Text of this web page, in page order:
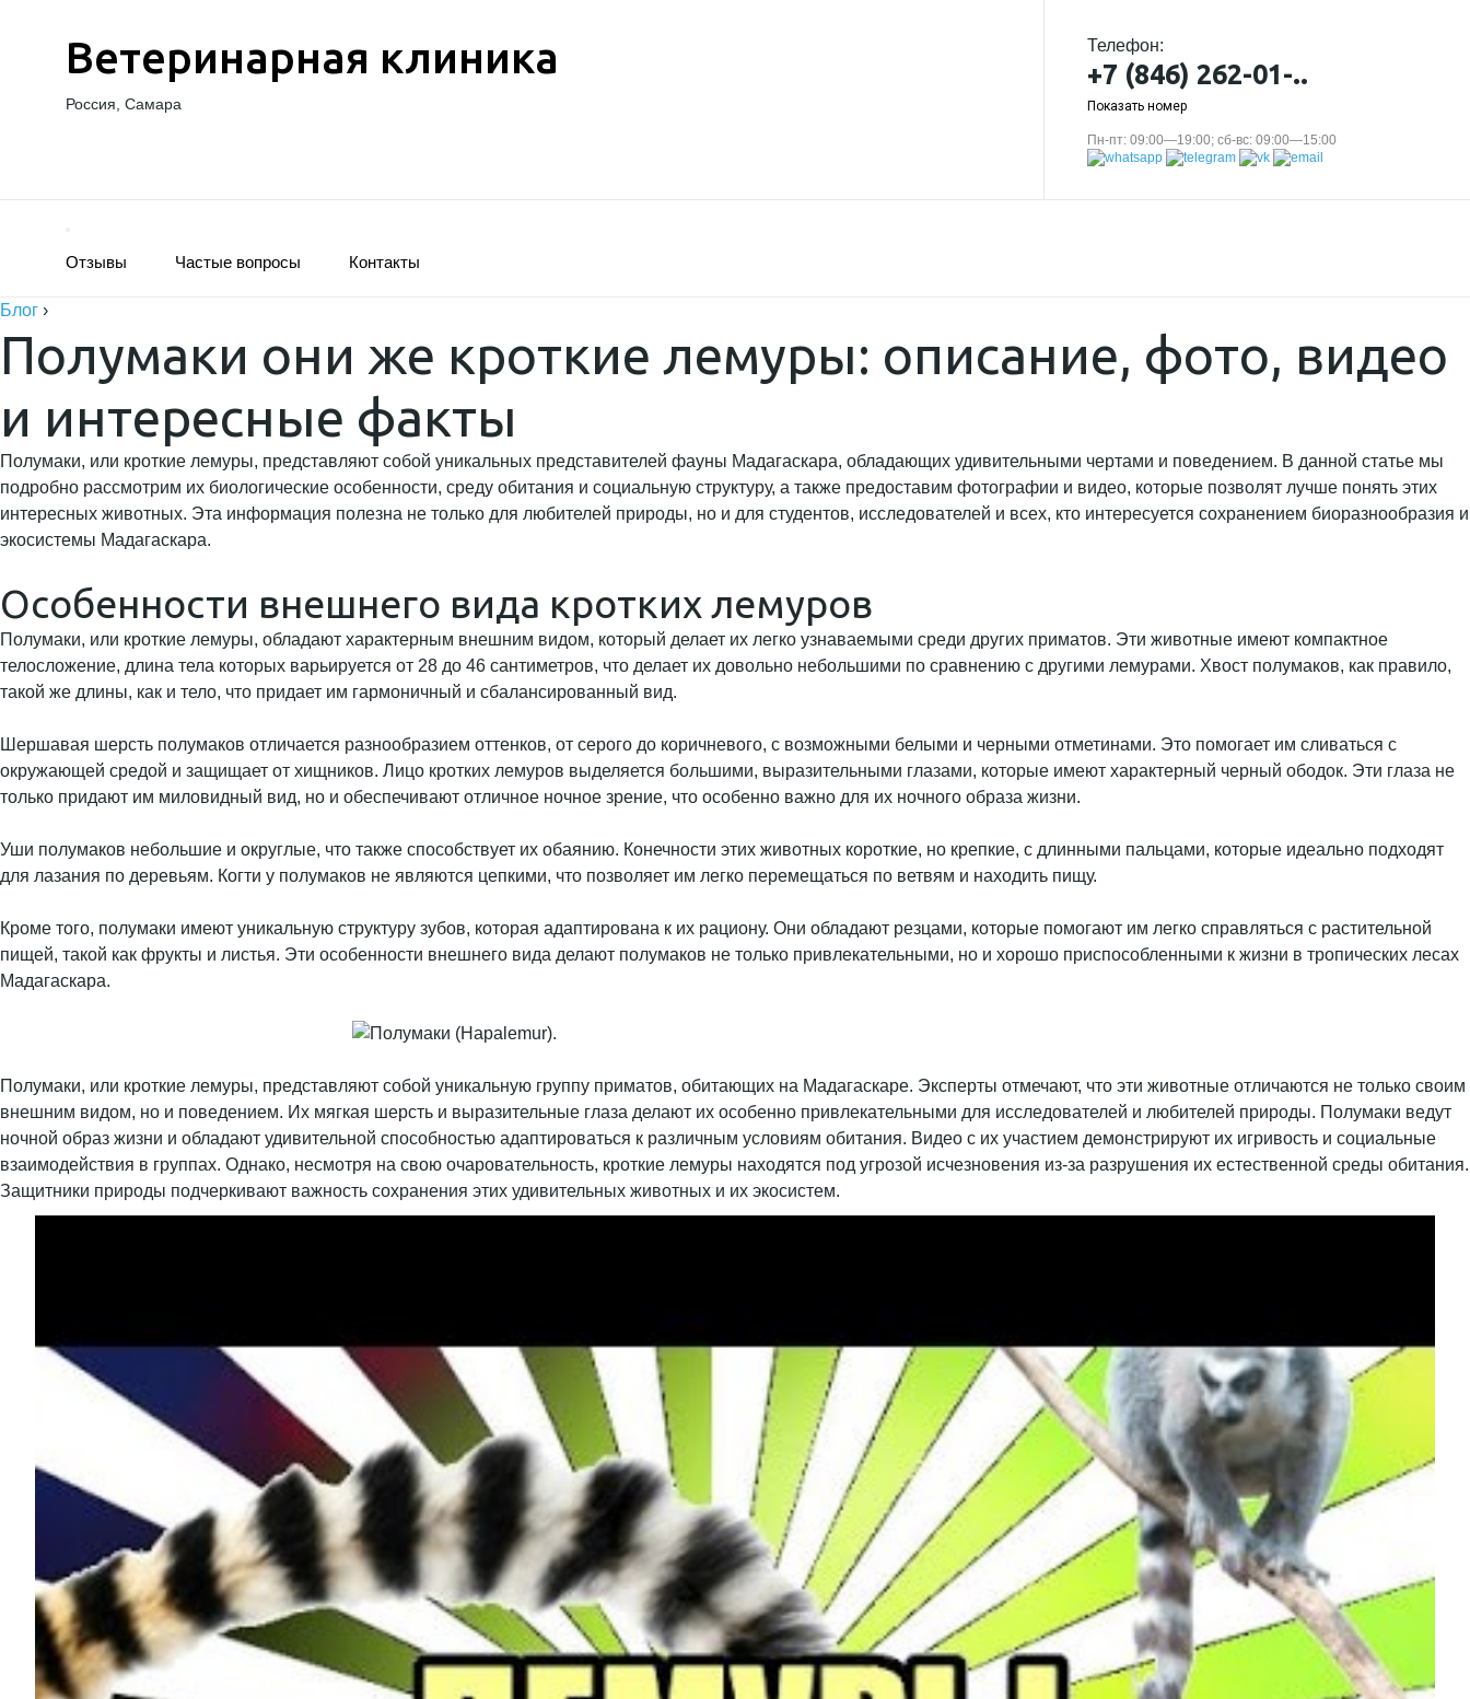
Ветеринарная клиника
Россия, Самара
Телефон:
+7 (846) 262-01-..
Показать номер
Пн-пт: 09:00—19:00; сб-вс: 09:00—15:00
Отзывы Частые вопросы Контакты
Блог ›
Полумаки они же кроткие лемуры: описание, фото, видео
и интересные факты
Полумаки, или кроткие лемуры, представляют собой уникальных представителей фауны Мадагаскара, обладающих удивительными чертами и поведением. В данной статье мы
подробно рассмотрим их биологические особенности, среду обитания и социальную структуру, а также предоставим фотографии и видео, которые позволят лучше понять этих
интересных животных. Эта информация полезна не только для любителей природы, но и для студентов, исследователей и всех, кто интересуется сохранением биоразнообразия и
экосистемы Мадагаскара.
Особенности внешнего вида кротких лемуров
Полумаки, или кроткие лемуры, обладают характерным внешним видом, который делает их легко узнаваемыми среди других приматов. Эти животные имеют компактное
телосложение, длина тела которых варьируется от 28 до 46 сантиметров, что делает их довольно небольшими по сравнению с другими лемурами. Хвост полумаков, как правило,
такой же длины, как и тело, что придает им гармоничный и сбалансированный вид.
Шершавая шерсть полумаков отличается разнообразием оттенков, от серого до коричневого, с возможными белыми и черными отметинами. Это помогает им сливаться с
окружающей средой и защищает от хищников. Лицо кротких лемуров выделяется большими, выразительными глазами, которые имеют характерный черный ободок. Эти глаза не
только придают им миловидный вид, но и обеспечивают отличное ночное зрение, что особенно важно для их ночного образа жизни.
Уши полумаков небольшие и округлые, что также способствует их обаянию. Конечности этих животных короткие, но крепкие, с длинными пальцами, которые идеально подходят
для лазания по деревьям. Когти у полумаков не являются цепкими, что позволяет им легко перемещаться по ветвям и находить пищу.
Кроме того, полумаки имеют уникальную структуру зубов, которая адаптирована к их рациону. Они обладают резцами, которые помогают им легко справляться с растительной
пищей, такой как фрукты и листья. Эти особенности внешнего вида делают полумаков не только привлекательными, но и хорошо приспособленными к жизни в тропических лесах
Мадагаскара.
Полумаки, или кроткие лемуры, представляют собой уникальную группу приматов, обитающих на Мадагаскаре. Эксперты отмечают, что эти животные отличаются не только своим
внешним видом, но и поведением. Их мягкая шерсть и выразительные глаза делают их особенно привлекательными для исследователей и любителей природы. Полумаки ведут
ночной образ жизни и обладают удивительной способностью адаптироваться к различным условиям обитания. Видео с их участием демонстрируют их игривость и социальные
взаимодействия в группах. Однако, несмотря на свою очаровательность, кроткие лемуры находятся под угрозой исчезновения из-за разрушения их естественной среды обитания.
Защитники природы подчеркивают важность сохранения этих удивительных животных и их экосистем.